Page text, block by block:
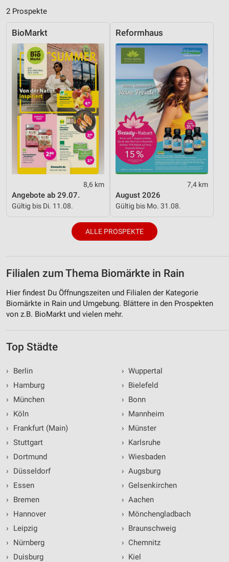
2 Prospekte
BioMarkt
8,6 km
Angebote ab 29.07.
Gültig bis Di. 11.08.
Reformhaus
7,4 km
August 2026
Gültig bis Mo. 31.08.
ALLE PROSPEKTE
Filialen zum Thema Biomärkte in Rain
Hier findest Du Öffnungszeiten und Filialen der Kategorie
Biomärkte in Rain und Umgebung. Blättere in den Prospekten
von z.B. BioMarkt und vielen mehr.
Top Städte
›
Berlin
›
Hamburg
›
München
›
Köln
›
Frankfurt (Main)
› Stuttgart
›
Dortmund
›
Düsseldorf
›
Essen
›
Bremen
›
Hannover
›
Leipzig
›
Nürnberg
›
Duisburg
› Wuppertal
› Bielefeld
› Bonn
› Mannheim
› Münster
› Karlsruhe
› Wiesbaden
› Augsburg
› Gelsenkirchen
› Aachen
› Mönchengladbach
› Braunschweig
› Chemnitz
› Kiel
Performance
Funktional
Werbung